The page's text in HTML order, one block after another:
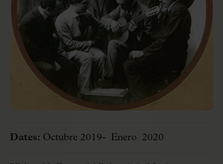
Dates: Octubre 2019- Enero 2020